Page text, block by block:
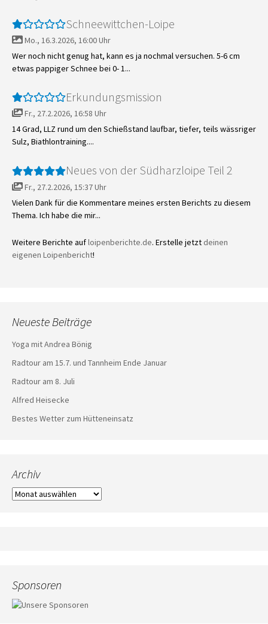
Schneewittchen-Loipe
Mo., 16.3.2026, 16:00 Uhr
Wer noch nicht genug hat, kann es ja nochmal versuchen. 5-6 cm
etwas pappiger Schnee bei 0- 1...
Erkundungsmission
Fr., 27.2.2026, 16:58 Uhr
14 Grad, LLZ rund um den Schießstand laufbar, tiefer, teils wässriger
Sulz, Biathlontraining....
Neues von der Südharzloipe Teil 2
Fr., 27.2.2026, 15:37 Uhr
Vielen Dank für die Kommentare meines ersten Berichts zu diesem
Thema. Ich habe die mir...
Weitere Berichte aufloipenberichte.de. Erstelle jetzt deinen
eigenen Loipenbericht!
Neueste Beiträge
Yoga mit Andrea Bönig
Radtour am 15.7. und Tannheim Ende Januar
Radtour am 8. Juli
Alfred Heisecke
Bestes Wetter zum Hütteneinsatz
Archiv
Archiv
Sponsoren